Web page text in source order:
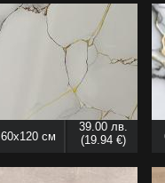
60x120 см
39.00 лв.
(19.94 €)